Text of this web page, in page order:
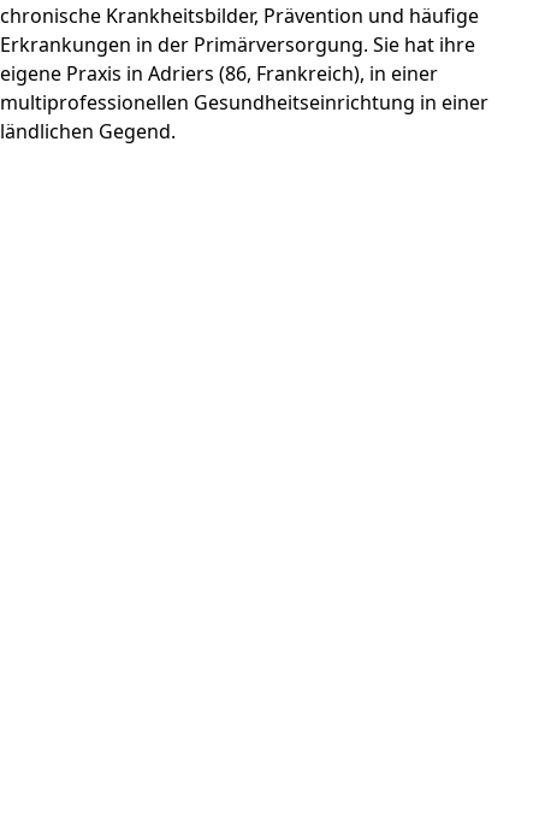
chronische Krankheitsbilder, Prävention und häufige
Erkrankungen in der Primärversorgung. Sie hat ihre
eigene Praxis in Adriers (86, Frankreich), in einer
multiprofessionellen Gesundheitseinrichtung in einer
ländlichen Gegend.